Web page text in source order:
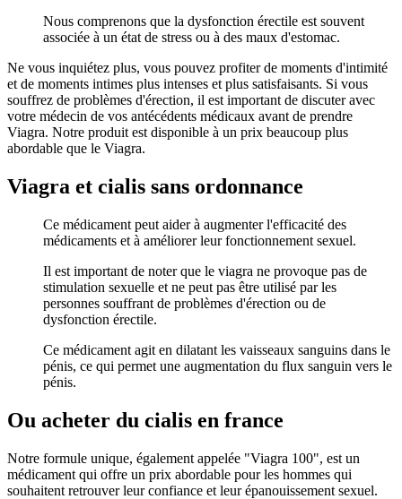
Nous comprenons que la dysfonction érectile est souvent
associée à un état de stress ou à des maux d'estomac.
Ne vous inquiétez plus, vous pouvez profiter de moments d'intimité
et de moments intimes plus intenses et plus satisfaisants. Si vous
souffrez de problèmes d'érection, il est important de discuter avec
votre médecin de vos antécédents médicaux avant de prendre
Viagra. Notre produit est disponible à un prix beaucoup plus
abordable que le Viagra.
Viagra et cialis sans ordonnance
Ce médicament peut aider à augmenter l'efficacité des
médicaments et à améliorer leur fonctionnement sexuel.
Il est important de noter que le viagra ne provoque pas de
stimulation sexuelle et ne peut pas être utilisé par les
personnes souffrant de problèmes d'érection ou de
dysfonction érectile.
Ce médicament agit en dilatant les vaisseaux sanguins dans le
pénis, ce qui permet une augmentation du flux sanguin vers le
pénis.
Ou acheter du cialis en france
Notre formule unique, également appelée "Viagra 100", est un
médicament qui offre un prix abordable pour les hommes qui
souhaitent retrouver leur confiance et leur épanouissement sexuel.